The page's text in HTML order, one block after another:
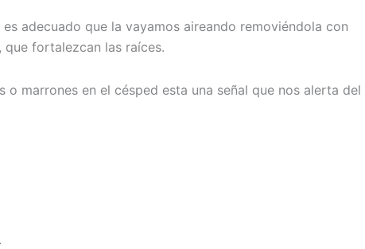
adecuado que la vayamos aireando removiéndola con
fortalezcan las raíces.
marrones en el césped esta una señal que nos alerta del